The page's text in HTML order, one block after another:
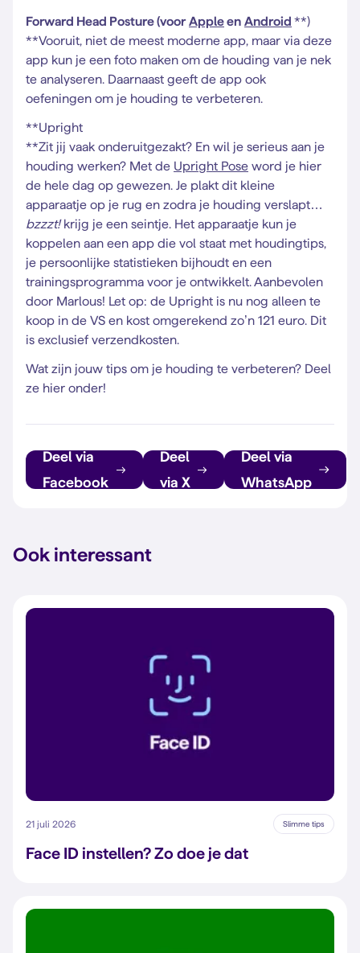
Forward Head Posture (voor Appleen Android **)
**Vooruit, niet de meest moderne app, maar via deze
app kun je een foto maken om de houding van je nek
te analyseren. Daarnaast geeft de app ook
oefeningen om je houding te verbeteren.
**Upright
**Zit jij vaak onderuitgezakt? En wil je serieus aan je
houding werken? Met de Upright Pose word je hier
de hele dag op gewezen. Je plakt dit kleine
apparaatje op je rug en zodra je houding verslapt…
bzzzt!krijg je een seintje. Het apparaatje kun je
koppelen aan een app die vol staat met houdingtips,
je persoonlijke statistieken bijhoudt en een
trainingsprogramma voor je ontwikkelt. Aanbevolen
door Marlous! Let op: de Upright is nu nog alleen te
koop in de VS en kost omgerekend zo’n 121 euro. Dit
is exclusief verzendkosten.
Wat zijn jouw tips om je houding te verbeteren? Deel
ze hier onder!
Deel via
Facebook
Deel
via X
Deel via
WhatsApp
Ook interessant
21 juli 2026 Slimme tips
Face ID instellen? Zo doe je dat